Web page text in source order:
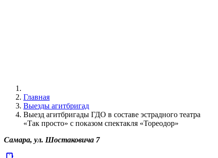
Главная
Выезды агитбригад
Выезд агитбригады ГДО в составе эстрадного театра
«Так просто» с показом спектакля «Тореодор»
Самара, ул. Шостаковича 7